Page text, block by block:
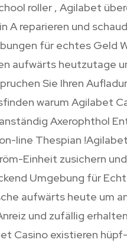
roller , Agilabet
A reparieren und
für echtes Geld
aufwärts heutzutage
Sie Ihren
warum Agilabet
Axerophthol
line Thespian
Einheit zusichern und
Umgebung für
aufwärts heute um
und zufällig
Casino existieren